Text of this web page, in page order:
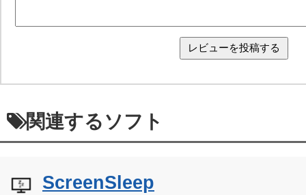
関連するソフト
ScreenSleep